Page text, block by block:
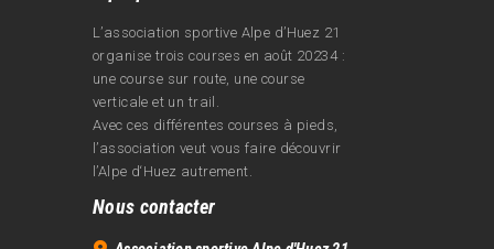
L’association sportive Alpe d’Huez 21
organise trois courses en août 20234 :
une course sur route, une course
verticale et un trail.
Avec ces différentes courses à pieds,
l’association veut vous faire découvrir
l’Alpe d‘Huez autrement.
Nous contacter